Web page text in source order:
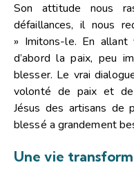
Son attitude nous
défaillances, il nous
» Imitons-le. En allant
d’abord la paix, peu
blesser. Le vrai
volonté de paix et de
Jésus des artisans de
blessé a grandement
Une vie